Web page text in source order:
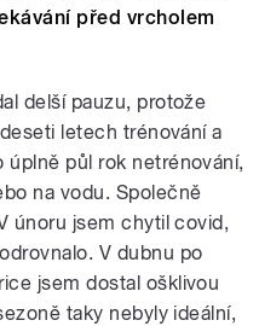
před vrcholem
delší pauzu, protože
letech trénování a
půl rok netrénování,
na vodu. Společně
únoru jsem chytil covid,
V dubnu po
jsem dostal ošklivou
taky nebyly ideální,